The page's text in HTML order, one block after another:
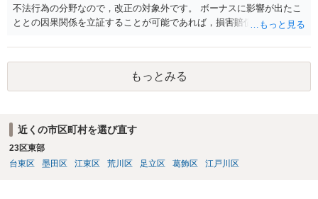
不法行為の分野なので，改正の対象外です。 ボーナスに影響が出たこ
ととの因果関係を立証することが可能であれば，損害賠償請求（慰謝
ので，３年で時効となります。 更に詳しいアドバイスをご希望であれ
ば，直接，弁護士にご相談いただければと存じます。 これで回答を終
もっとみる
近くの市区町村を選び直す
23区東部
台東区
墨田区 江東区 荒川区 足立区 葛飾区 江戸川区